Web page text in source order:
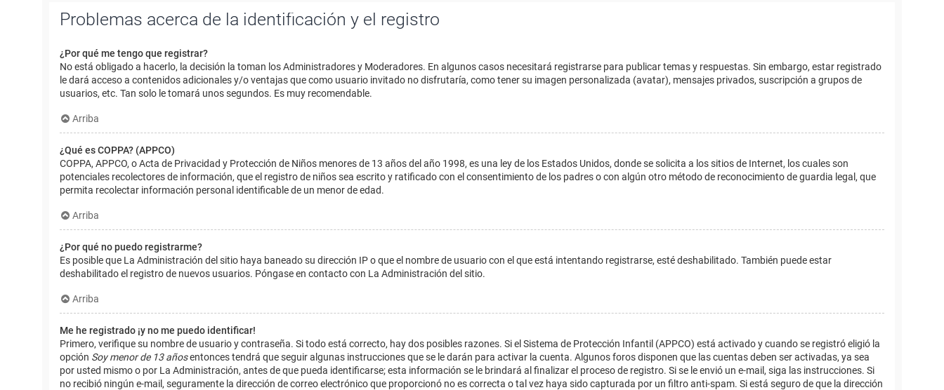
Problemas acerca de la identificación y el registro
¿Por qué me tengo que registrar?
No está obligado a hacerlo, la decisión la toman los Administradores y Moderadores. En algunos casos necesitará registrarse para publicar temas y respuestas. Sin embargo, estar registrado
le dará acceso a contenidos adicionales y/o ventajas que como usuario invitado no disfrutaría, como tener su imagen personalizada (avatar), mensajes privados, suscripción a grupos de
usuarios, etc. Tan solo le tomará unos segundos. Es muy recomendable.
Arriba
¿Qué es COPPA? (APPCO)
COPPA, APPCO, o Acta de Privacidad y Protección de Niños menores de 13 años del año 1998, es una ley de los Estados Unidos, donde se solicita a los sitios de Internet, los cuales son
potenciales recolectores de información, que el registro de niños sea escrito y ratificado con el consentimiento de los padres o con algún otro método de reconocimiento de guardia legal, que
permita recolectar información personal identificable de un menor de edad.
Arriba
¿Por qué no puedo registrarme?
Es posible que La Administración del sitio haya baneado su dirección IP o que el nombre de usuario con el que está intentando registrarse, esté deshabilitado. También puede estar
deshabilitado el registro de nuevos usuarios. Póngase en contacto con La Administración del sitio.
Arriba
Me he registrado ¡y no me puedo identificar!
Primero, verifique su nombre de usuario y contraseña. Si todo está correcto, hay dos posibles razones. Si el Sistema de Protección Infantil (APPCO) está activado y cuando se registró eligió la
opción Soy menor de 13 añosentonces tendrá que seguir algunas instrucciones que se le darán para activar la cuenta. Algunos foros disponen que las cuentas deben ser activadas, ya sea
por usted mismo o por La Administración, antes de que pueda identificarse; esta información se le brindará al finalizar el proceso de registro. Si se le envió un e-mail, siga las instrucciones. Si
no recibió ningún e-mail, seguramente la dirección de correo electrónico que proporcionó no es correcta o tal vez haya sido capturada por un filtro anti-spam. Si está seguro de que la dirección